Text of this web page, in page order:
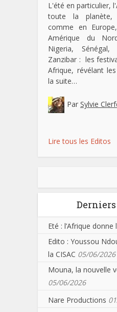
L'été en particulier,
toute la
comme en
Amérique du
Nigeria,
Zanzibar : les
Afrique, révélant
la suite…
Par Sylvie
Lire tous les Editos
Eté : l’Afrique donne
Edito : Youssou
la CISAC 05/06/2026
Mouna, la nouvelle
05/06/2026
Nare Productions